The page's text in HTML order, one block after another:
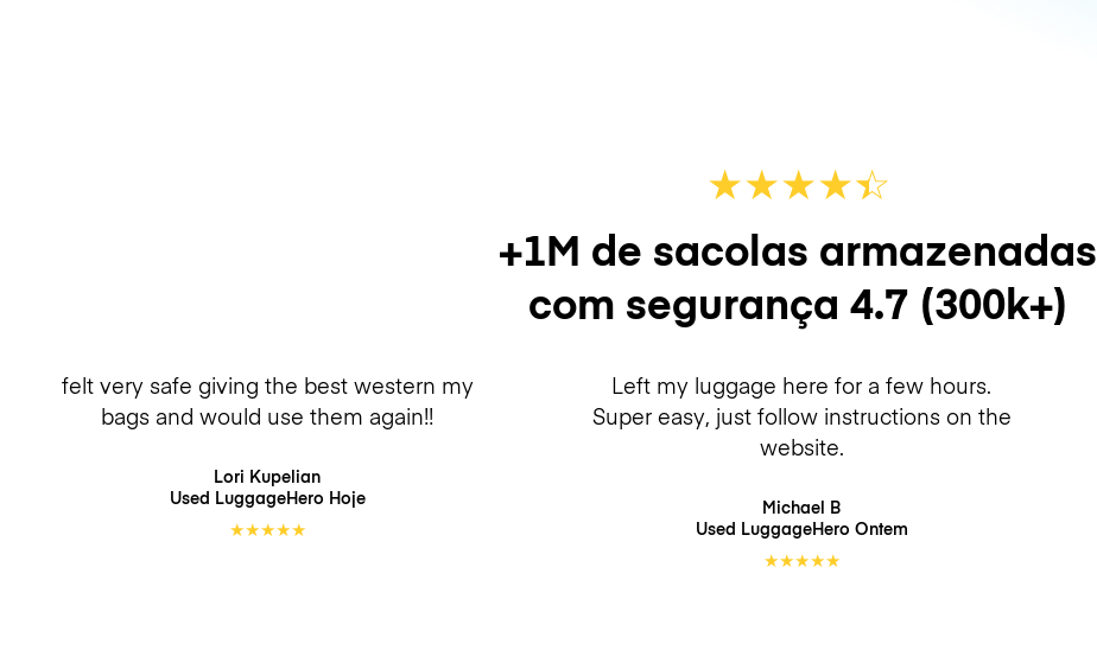
★★★★☆
★
+1M de sacolas armazenadas
com segurança 4.7 (300k+)
felt very safe giving the best western my
bags and would use them again!!
Lori Kupelian
Used LuggageHero Hoje
★★★★★
Left my luggage here for a few hours.
Super easy, just follow instructions on the
website.
Michael B
Used LuggageHero Ontem
★★★★★